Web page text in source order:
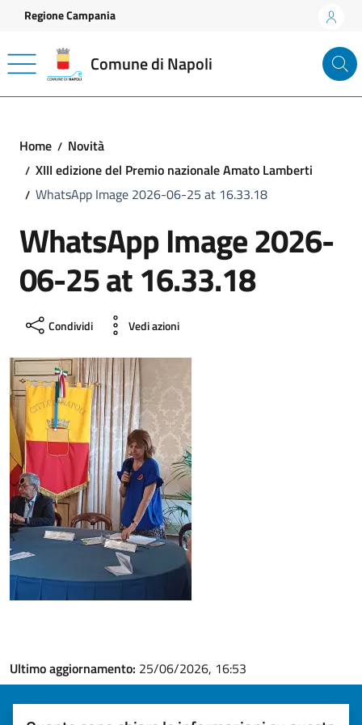
Vai ai contenuti
Vai al footer
Regione Campania
Comune di Napoli
Home
Novità
XIII edizione del Premio nazionale Amato Lamberti
WhatsApp Image 2026-06-25 at 16.33.18
WhatsApp Image 2026-
06-25 at 16.33.18
Condividi Vedi azioni
Ultimo aggiornamento: 25/06/2026, 16:53